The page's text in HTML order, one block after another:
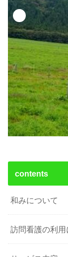
contents
和みについて
訪問看護の利用